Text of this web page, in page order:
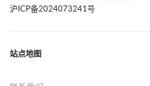
沪ICP备2024073241号
站点地图